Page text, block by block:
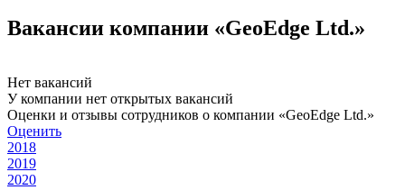
Вакансии компании «GeoEdge Ltd.»
Нет вакансий
У компании нет открытых вакансий
Оценки и отзывы сотрудников о компании «GeoEdge Ltd.»
Оценить
2018
2019
2020